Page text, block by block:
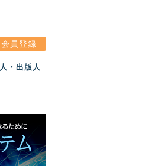
会員登録
・出版人